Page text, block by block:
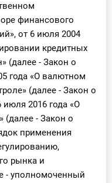
финансового
от 6 июля 2004
кредитных
(далее - Закон о
года «О валютном
(далее - Закон о
2016 года «О
(далее - Закон о
применения
рынка и
- уполномоченный